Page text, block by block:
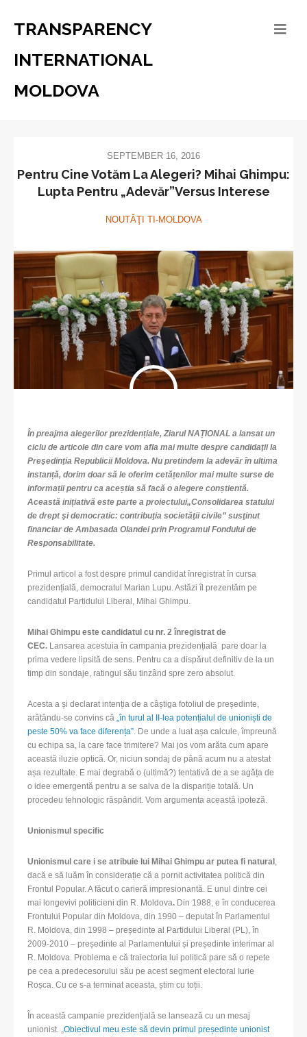
TRANSPARENCY
INTERNATIONAL
MOLDOVA
SEPTEMBER 16, 2016
Pentru Cine Votăm La Alegeri? Mihai Ghimpu:
Lupta Pentru „Adevăr”Versus Interese
NOUTĂŢI TI-MOLDOVA
În preajma alegerilor prezidențiale, Ziarul NAȚIONAL a lansat un
ciclu de articole din care vom afla mai multe despre candidaţii la
Preşedinţia Republicii Moldova. Nu pretindem la adevăr în ultima
instanță, dorim doar să le oferim cetățenilor mai multe surse de
informații pentru ca aceștia să facă o alegere conștientă.
Această inițiativă este parte a proiectului„Consolidarea statului
de drept şi democratic: contribuţia societăţii civile” susţinut
financiar de Ambasada Olandei prin Programul Fondului de
Responsabilitate.
Primul articol a fost despre primul candidat înregistrat în cursa
prezidențială, democratul Marian Lupu. Astăzi îl prezentăm pe
candidatul Partidului Liberal, Mihai Ghimpu.
Mihai Ghimpu este candidatul cu nr. 2 înregistrat de
CEC. Lansarea acestuia în campania prezidențială pare doar la
prima vedere lipsită de sens. Pentru ca a dispărut definitiv de la un
timp din sondaje, ratingul său tinzând spre zero absolut.
Acesta a și declarat intenția de a câștiga fotoliul de președinte,
arătându-se convins că „în turul al II-lea potențialul de unioniști de
peste 50% va face diferența”. De unde a luat așa calcule, împreună
cu echipa sa, la care face trimitere? Mai jos vom arăta cum apare
această iluzie optică. Or, niciun sondaj de până acum nu a atestat
așa rezultate. E mai degrabă o (ultimă?) tentativă de a se agăța de
o idee emergentă pentru a se salva de la dispariție totală. Un
procedeu tehnologic răspândit. Vom argumenta această ipoteză.
Unionismul specific
Unionismul care i se atribuie lui Mihai Ghimpu ar putea fi natural ,
dacă e să luăm în considerație că a pornit activitatea politică din
Frontul Popular. A făcut o carieră impresionantă. E unul dintre cei
mai longevivi politicieni din R. Moldova. Din 1988, e în conducerea
Frontului Popular din Moldova, din 1990 – deputat în Parlamentul
R. Moldova, din 1998 – președinte al Partidului Liberal (PL), în
2009-2010 – președinte al Parlamentului și președinte interimar al
R. Moldova. Problema e că traiectoria lui politică pare să o repete
pe cea a predecesorului său pe acest segment electoral Iurie
Roșca. Cu ce s-a terminat aceasta, știm cu toții.
În această campanie prezidențială se lansează cu un mesaj
unionist. „Obiectivul meu este să devin primul președinte unionist